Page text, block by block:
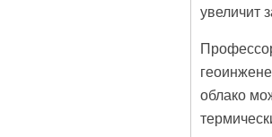
увеличит
облако